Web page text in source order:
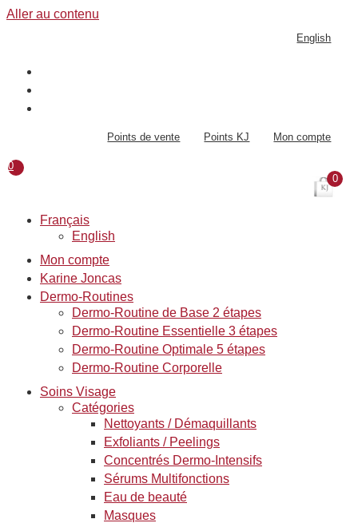
Aller au contenu
English
Points de vente Points KJ Mon compte
0
0
Français
English
Mon compte
Karine Joncas
Dermo-Routines
Dermo-Routine de Base 2 étapes
Dermo-Routine Essentielle 3 étapes
Dermo-Routine Optimale 5 étapes
Dermo-Routine Corporelle
Soins Visage
Catégories
Nettoyants / Démaquillants
Exfoliants / Peelings
Concentrés Dermo-Intensifs
Sérums Multifonctions
Eau de beauté
Masques